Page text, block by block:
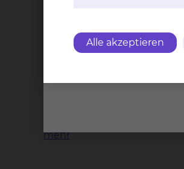
Anästhesiologie
Tel.:+49 531 595 2869
mehr
Alle akzeptieren